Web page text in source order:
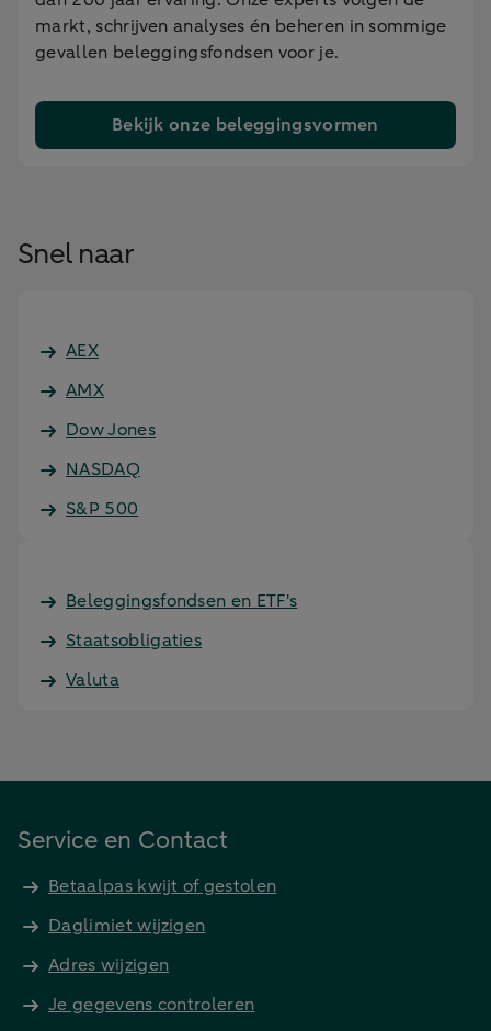
markt, schrijven analyses én beheren in sommige
gevallen beleggingsfondsen voor je.
Bekijk onze beleggingsvormen
Snel naar
AEX
AMX
Dow Jones
NASDAQ
S&P 500
Beleggingsfondsen en ETF's
Staatsobligaties
Valuta
Service en Contact
Betaalpas kwijt of gestolen
Daglimiet wijzigen
Adres wijzigen
Je gegevens controleren